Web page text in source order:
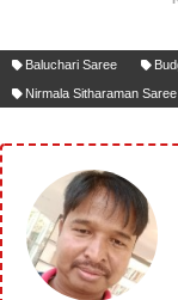
Baluchari Saree
Nirmala Sitharaman Saree